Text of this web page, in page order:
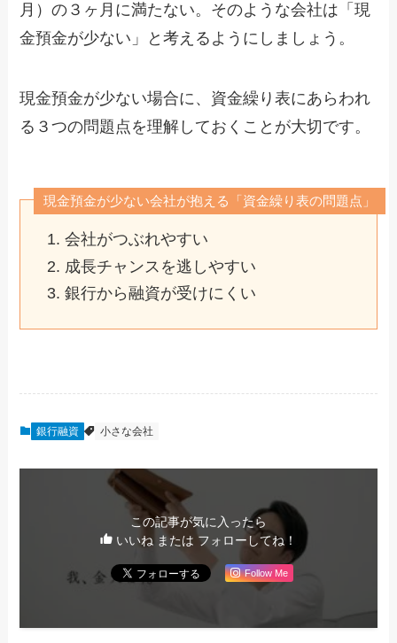
月）の３ヶ月に満たない。そのような会社は「現
金預金が少ない」と考えるようにしましょう。
現金預金が少ない場合に、資金繰り表にあらわれ
る３つの問題点を理解しておくことが大切です。
現金預金が少ない会社が抱える「資金繰り表の問題点」
会社がつぶれやすい
成長チャンスを逃しやすい
銀行から融資が受けにくい
銀行融資 小さな会社
この記事が気に入ったら
いいね または フォローしてね！
Follow Me